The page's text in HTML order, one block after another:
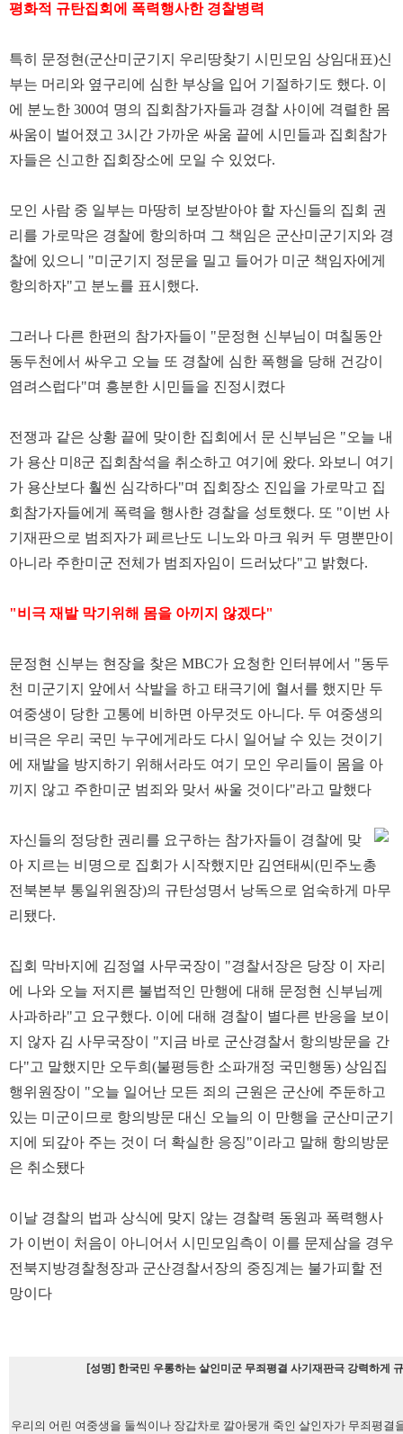
평화적 규탄집회에 폭력행사한 경찰병력
특히 문정현(군산미군기지 우리땅찾기 시민모임 상임대표)신
부는 머리와 옆구리에 심한 부상을 입어 기절하기도 했다. 이
에 분노한 300여 명의 집회참가자들과 경찰 사이에 격렬한 몸
싸움이 벌어졌고 3시간 가까운 싸움 끝에 시민들과 집회참가
자들은 신고한 집회장소에 모일 수 있었다.
모인 사람 중 일부는 마땅히 보장받아야 할 자신들의 집회 권
리를 가로막은 경찰에 항의하며 그 책임은 군산미군기지와 경
찰에 있으니 "미군기지 정문을 밀고 들어가 미군 책임자에게
항의하자"고 분노를 표시했다.
그러나 다른 한편의 참가자들이 "문정현 신부님이 며칠동안
동두천에서 싸우고 오늘 또 경찰에 심한 폭행을 당해 건강이
염려스럽다"며 흥분한 시민들을 진정시켰다
전쟁과 같은 상황 끝에 맞이한 집회에서 문 신부님은 "오늘 내
가 용산 미8군 집회참석을 취소하고 여기에 왔다. 와보니 여기
가 용산보다 훨씬 심각하다"며 집회장소 진입을 가로막고 집
회참가자들에게 폭력을 행사한 경찰을 성토했다. 또 "이번 사
기재판으로 범죄자가 페르난도 니노와 마크 워커 두 명뿐만이
아니라 주한미군 전체가 범죄자임이 드러났다"고 밝혔다.
"비극 재발 막기위해 몸을 아끼지 않겠다"
문정현 신부는 현장을 찾은 MBC가 요청한 인터뷰에서 "동두
천 미군기지 앞에서 삭발을 하고 태극기에 혈서를 했지만 두
여중생이 당한 고통에 비하면 아무것도 아니다. 두 여중생의
비극은 우리 국민 누구에게라도 다시 일어날 수 있는 것이기
에 재발을 방지하기 위해서라도 여기 모인 우리들이 몸을 아
끼지 않고 주한미군 범죄와 맞서 싸울 것이다"라고 말했다
자신들의 정당한 권리를 요구하는 참가자들이 경찰에 맞
아 지르는 비명으로 집회가 시작했지만 김연태씨(민주노총
전북본부 통일위원장)의 규탄성명서 낭독으로 엄숙하게 마무
리됐다.
집회 막바지에 김정열 사무국장이 "경찰서장은 당장 이 자리
에 나와 오늘 저지른 불법적인 만행에 대해 문정현 신부님께
사과하라"고 요구했다. 이에 대해 경찰이 별다른 반응을 보이
지 않자 김 사무국장이 "지금 바로 군산경찰서 항의방문을 간
다"고 말했지만 오두희(불평등한 소파개정 국민행동) 상임집
행위원장이 "오늘 일어난 모든 죄의 근원은 군산에 주둔하고
있는 미군이므로 항의방문 대신 오늘의 이 만행을 군산미군기
지에 되갚아 주는 것이 더 확실한 응징"이라고 말해 항의방문
은 취소됐다
이날 경찰의 법과 상식에 맞지 않는 경찰력 동원과 폭력행사
가 이번이 처음이 아니어서 시민모임측이 이를 문제삼을 경우
전북지방경찰청장과 군산경찰서장의 중징계는 불가피할 전
망이다
[성명] 한국민 우롱하는 살인미군 무죄평결 사기재판극 강력하게
우리의 어린 여중생을 둘씩이나 장갑차로 깔아뭉개 죽인 살인자가 무죄평결